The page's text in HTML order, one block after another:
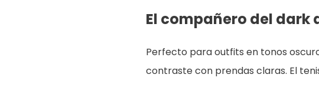
El compañero del dark
Perfecto para outfits en tonos
contraste con prendas claras. El